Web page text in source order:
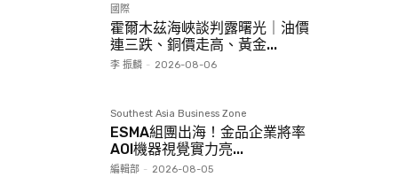
國際
霍爾木茲海峽談判露曙光｜油價
連三跌、銅價走高、黃金...
李 振麟 - 2026-08-06
Southest Asia Business Zone
ESMA組團出海！金品企業將率
AOI機器視覺實力亮...
編輯部 - 2026-08-05